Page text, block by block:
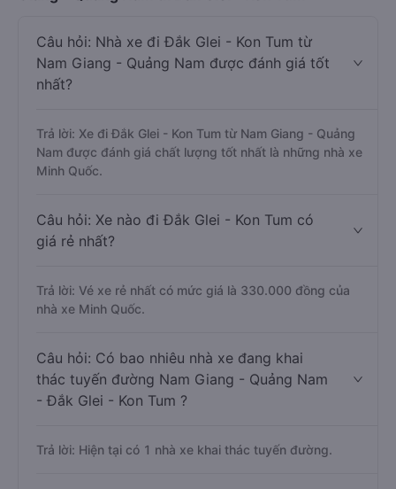
Câu hỏi: Nhà xe đi Đắk Glei - Kon Tum từ
Nam Giang - Quảng Nam được đánh giá tốt
nhất?
Trả lời: Xe đi Đắk Glei - Kon Tum từ Nam Giang - Quảng
Nam được đánh giá chất lượng tốt nhất là những nhà xe
Minh Quốc.
Câu hỏi: Xe nào đi Đắk Glei - Kon Tum có
giá rẻ nhất?
Trả lời: Vé xe rẻ nhất có mức giá là 330.000 đồng của
nhà xe Minh Quốc.
Câu hỏi: Có bao nhiêu nhà xe đang khai
thác tuyến đường Nam Giang - Quảng Nam
- Đắk Glei - Kon Tum ?
Trả lời: Hiện tại có 1 nhà xe khai thác tuyến đường.